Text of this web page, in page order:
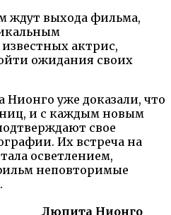
ждут выхода фильма,
актрис,
ожидания своих
уже доказали, что
и с каждым новым
свое
Их встреча на
осветлением,
неповторимые
Люпита Нионго